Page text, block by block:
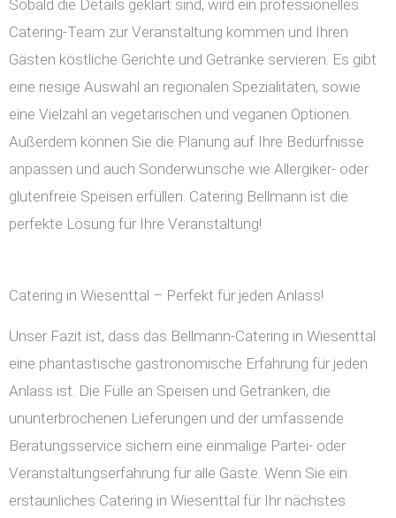
Sobald die Details geklärt sind, wird ein professionelles
Catering-Team zur Veranstaltung kommen und Ihren
Gästen köstliche Gerichte und Getränke servieren. Es gibt
eine riesige Auswahl an regionalen Spezialitäten, sowie
eine Vielzahl an vegetarischen und veganen Optionen.
Außerdem können Sie die Planung auf Ihre Bedürfnisse
anpassen und auch Sonderwünsche wie Allergiker- oder
glutenfreie Speisen erfüllen. Catering Bellmann ist die
perfekte Lösung für Ihre Veranstaltung!
Catering in Wiesenttal – Perfekt für jeden Anlass!
Unser Fazit ist, dass das Bellmann-Catering in Wiesenttal
eine phantastische gastronomische Erfahrung für jeden
Anlass ist. Die Fülle an Speisen und Getränken, die
ununterbrochenen Lieferungen und der umfassende
Beratungsservice sichern eine einmalige Partei- oder
Veranstaltungserfahrung für alle Gäste. Wenn Sie ein
erstaunliches Catering in Wiesenttal für Ihr nächstes